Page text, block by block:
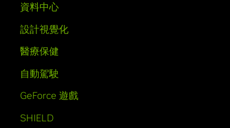
資料中心
設計視覺化
醫療保健
自動駕駛
GeForce 遊戲
SHIELD